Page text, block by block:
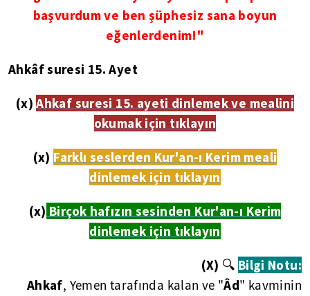
başvurdum ve ben şüphesiz sana boyun
eğenlerdenim!"
Ahkâf suresi 15. Ayet
(x)Ahkaf suresi 15. ayeti dinlemek ve mealini
okumak için tıklayın
(x) Farklı seslerden Kur'an-ı Kerim meali
dinlemek için tıklayın
(x) Birçok hafızın sesinden Kur'an-ı Kerim
dinlemek için tıklayın
(X) 🔍 Bilgi Notu:
Ahkaf, Yemen tarafında kalan ve "Âd" kavminin